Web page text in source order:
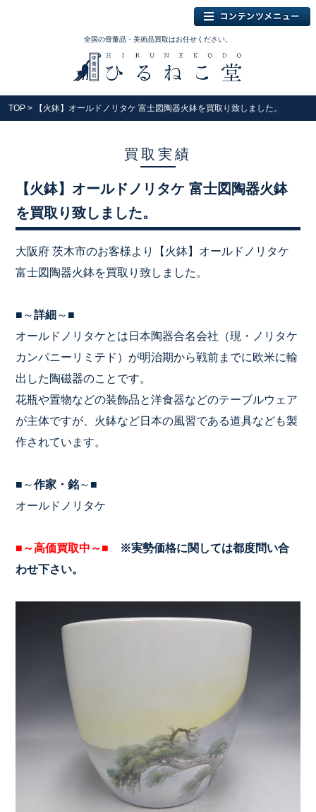
全国の骨董品・美術品買取はお任せください。
TOP > 【火鉢】オールドノリタケ 富士図陶器火鉢を買取り致しました。
買取実績
【火鉢】オールドノリタケ 富士図陶器火鉢
を買取り致しました。
大阪府 茨木市のお客様より【火鉢】オールドノリタケ
富士図陶器火鉢を買取り致しました。
■～詳細 ～■
オールドノリタケとは日本陶器合名会社（現・ノリタケ
カンパニーリミテド）が明治期から戦前までに欧米に輸
出した陶磁器のことです。
花瓶や置物などの装飾品と洋食器などのテーブルウェア
が主体ですが、火鉢など日本の風習である道具なども製
作されています。
■～作家・銘～■
オールドノリタケ
■～高価買取中～■ ※実勢価格に関しては都度問い合
わせ下さい。